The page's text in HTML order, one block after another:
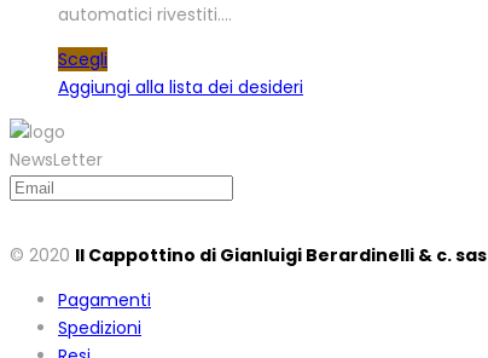
automatici rivestiti.…
Scegli
Aggiungi alla lista dei desideri
NewsLetter
© 2020 Il Cappottino di Gianluigi Berardinelli & c. sas
Pagamenti
Spedizioni